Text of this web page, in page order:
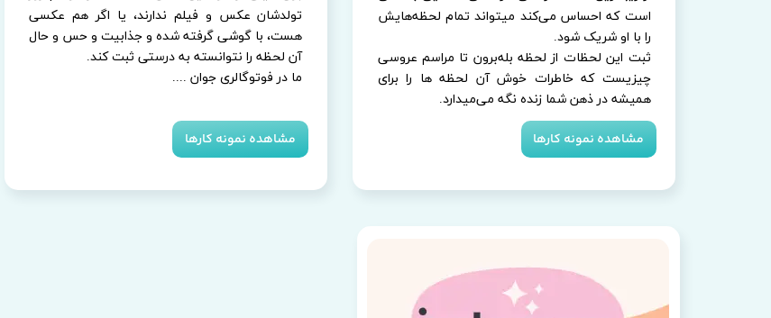
است که احساس می‌کند میتواند تمام لحظه‌هایش
را با او شریک شود.
ثبت این لحظات از لحظه بله‌برون تا مراسم عروسی
چیزیست که خاطرات خوش آن لحظه ها را برای
همیشه در ذهن شما زنده نگه می‌میدارد.​​​​​​​​​​​​​​
مشاهده نمونه کارها
تولدشان عکس و فیلم ندارند، یا اگر هم عکسی
هست، با گوشی گرفته شده و جذابیت و حس و حال
آن لحظه را نتوانسته به درستی ثبت کند.
​​​​​​​ما در فوتوگالری جوان ....​​​​​​​
مشاهده نمونه کارها